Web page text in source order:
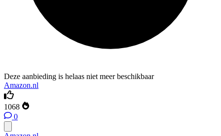
Deze aanbieding is helaas niet meer beschikbaar
Amazon.nl
1068
0